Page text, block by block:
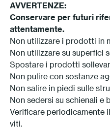
AVVERTENZE:
Conservare per futuri
attentamente.
Non utilizzare i prodotti in
Non utilizzare su superfici
Spostare i prodotti
Non pulire con sostanze
Non salire in piedi sulle
Non sedersi su schienali e
Verificare periodicamente
viti.